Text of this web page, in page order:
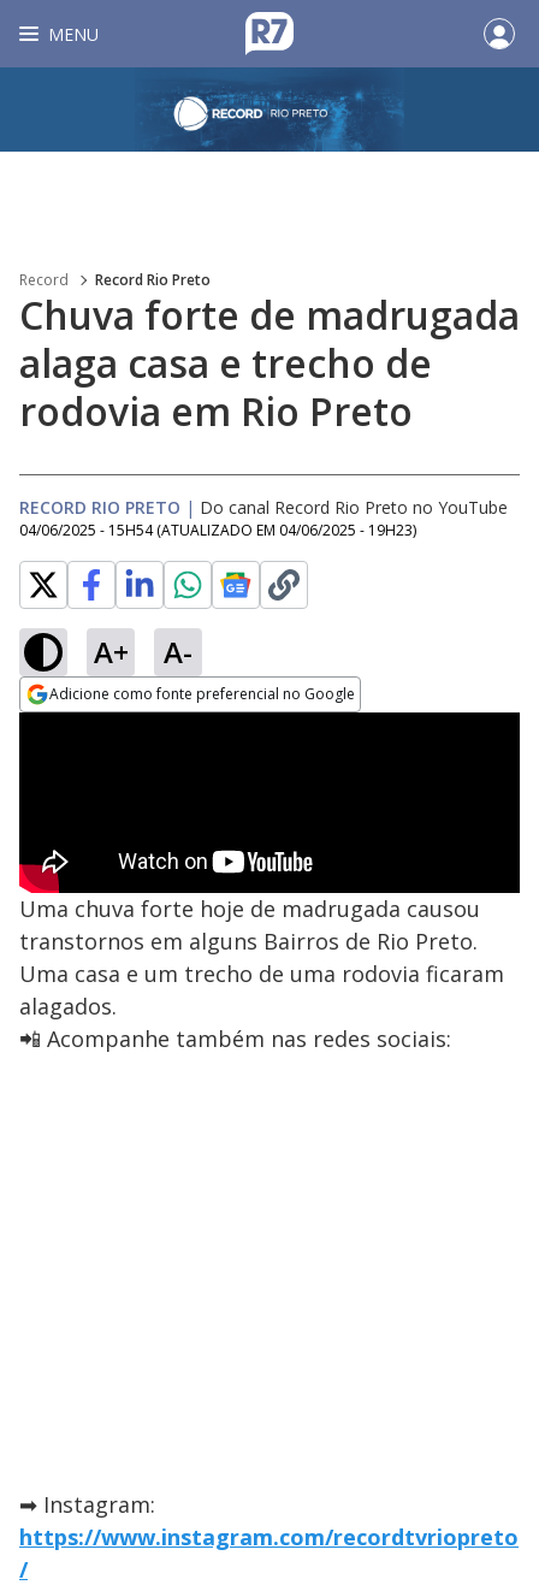
MENU
Record Record Rio Preto
Chuva forte de madrugada
alaga casa e trecho de
rodovia em Rio Preto
RECORD RIO PRETO | Do canal Record Rio Preto no YouTube
04/06/2025 - 15H54 (ATUALIZADO EM 04/06/2025 - 19H23)
A+ A-
Adicione como fonte preferencial no Google
Uma chuva forte hoje de madrugada causou
transtornos em alguns Bairros de Rio Preto.
Uma casa e um trecho de uma rodovia ficaram
alagados.
📲 Acompanhe também nas redes sociais:
➡ Instagram:
https://www.instagram.com/recordtvriopreto
/